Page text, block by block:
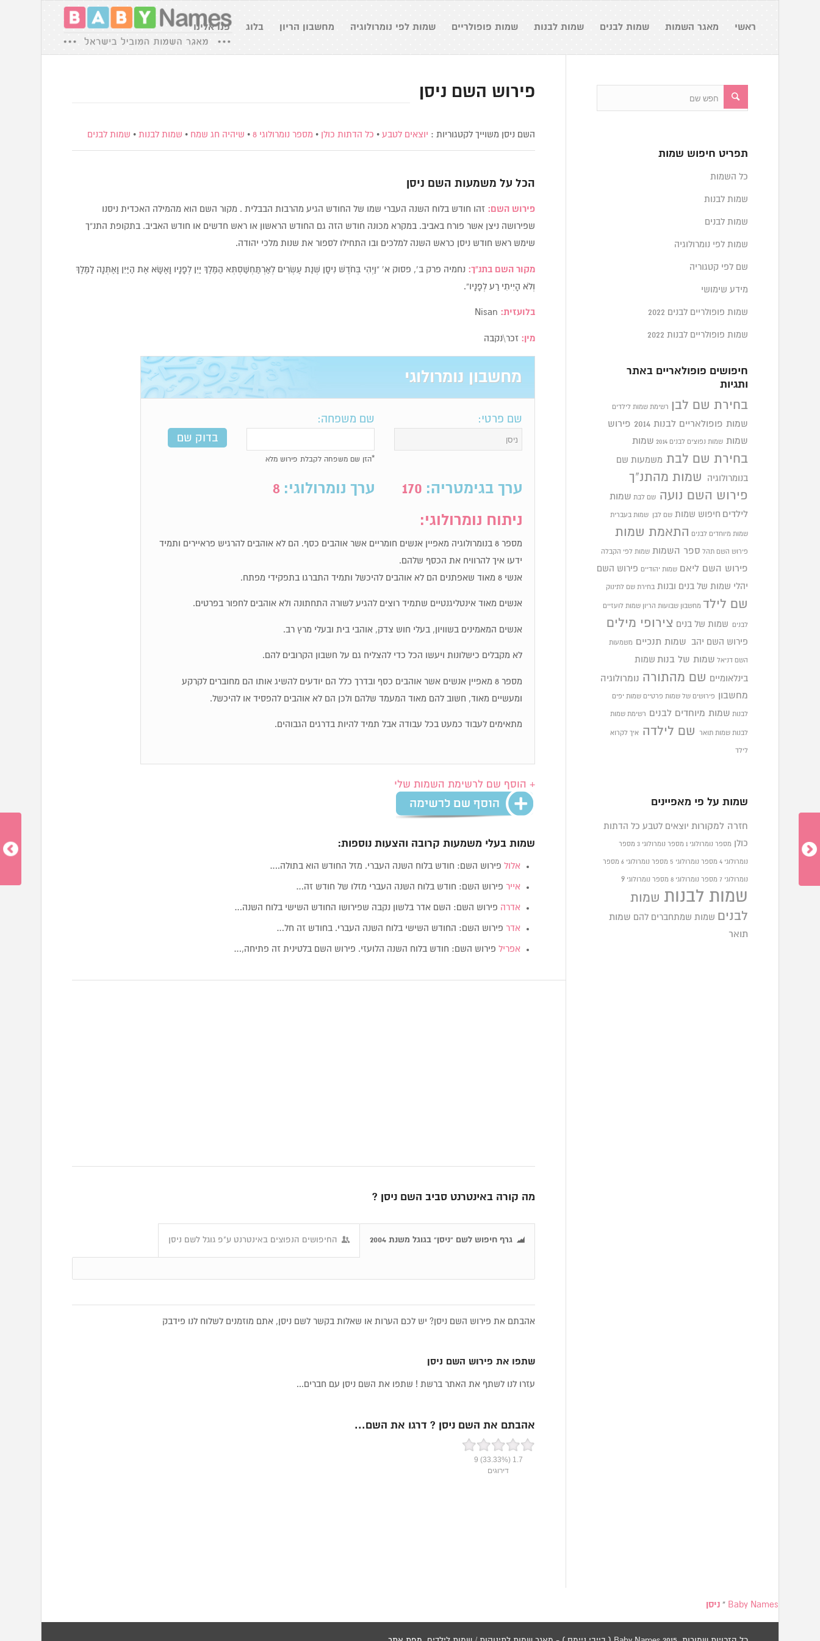
ראשי מאגר השמות שמות לבנים שמות לבנות שמות פופולריים שמות לפי נומרולוגיה מחשבון הריון בלוג פנו אלינו
פירוש השם ניסן
השם ניסן משוייך לקטגוריות : יוצאים לטבע • כל הדתות כולן • מספר נומרולוגי 8 • שיהיה חג שמח • שמות לבנות • שמות לבנים
הכל על משמעות השם ניסן
פירוש השם: זהו חודש בלוח השנה העברי שמו של החודש הגיע מהרבות הבבלית . מקור השם הוא מהמילה האכדית ניסנו
שפירושה ניצן אשר פורח באביב. במקרא מכונה חודש הזה גם החודש הראשון או ראש חדשים או חודש האביב. בתקופת התנ”ך
שימש ראש חודש ניסן כראש השנה למלכים ובו התחילו לספור את שנות מלכי יהודה.
מקור השם בתנ”ך:נחמיה פרק ב’, פסוק א’ “וַיְהִי בְּחֹדֶשׁ נִיסָן שְׁנַת עֶשְׂרִים לְאַרְתַּחְשַׁסְתְּא הַמֶּלֶךְ יַיִן לְפָנָיו וָאֶשָּׂא אֶת הַיַּיִן וָאֶתְּנָה לַמֶּלֶךְ
וְלֹא הָיִיתִי רַע לְפָנָיו”.
בלועזית:
מין: זכר\נקבה
מחשבון נומרולוגי
שם פרטי: שם משפחה:
*הזן שם משפחה לקבלת פירוש מלא
ערך בגימטריה: 170 ערך נומרולוגי: 8
ניתוח נומרולוגי:
מספר 8 בנומרולוגיה מאפיין אנשים חומריים אשר אוהבים כסף. הם לא אוהבים להרגיש פראיירים ותמיד
ידעו איך להרוויח את הכסף שלהם.
אנשי 8 מאוד שאפתנים הם לא אוהבים להיכשל ותמיד התברגו בתפקידי מפתח.
אנשים מאוד אינטליגנטיים שתמיד רוצים להגיע לשורה התחתונה ולא אוהבים לחפור בפרטים.
אנשים המאמינים בשוויון, בעלי חוש צדק, אוהבי בית ובעלי מרץ רב.
לא מקבלים כישלונות ויעשו הכל כדי להצליח גם על חשבון הקרובים להם.
מספר 8 מאפיין אנשים אשר אוהבים כסף ובדרך כלל הם יודעים להשיג אותו הם מחוברים לקרקע
ומעשיים מאוד, חשוב להם מאוד המעמד שלהם ולכן הם לא אוהבים להפסיד או להיכשל.
מתאימים לעבוד כמעט בכל עבודה אבל תמיד להיות בדרגים הגבוהים.
+ הוסף שם לרשימת השמות שלי
שמות בעלי משמעות קרובה והצעות נוספות:
אלול פירוש השם: חודש בלוח השנה העברי. מזל החודש הוא בתולה.…
אייר פירוש השם: חודש בלוח השנה העברי מזלו של חודש זה…
אדרה פירוש השם: השם אדר בלשון נקבה שפירושו החודש השישי בלוח השנה…
אדר פירוש השם: החודש השישי בלוח השנה העברי. בחודש זה חל…
אפריל פירוש השם: חודש בלוח השנה הלועזי. פירוש השם בלטינית זה פתיחה,…
מה קורה באינטרנט סביב השם ניסן ?
גרף חיפוש לשם "ניסן" בגוגל משנת 2004 החיפושים הנפוצים באינטרנט ע"פ גוגל לשם ניסן
אהבתם את פירוש השם ניסן? יש לכם הערות או שאלות בקשר לשם ניסן, אתם מוזמנים לשלוח לנו פידבק
שתפו את פירוש השם ניסן
עזרו לנו לשתף את האתר ברשת ! שתפו את השם ניסן עם חברים...
אהבתם את השם ניסן ? דרגו את השם...
1.7
(33.33%)
9
דירוגים
תפריט חיפוש שמות
כל השמות
שמות לבנות
שמות לבנים
שמות לפי נומרולוגיה
שם לפי קטגוריה
מידע שימושי
שמות פופולריים לבנים 2022
שמות פופולריים לבנות 2022
חיפושים פופולאריים באתר
ותגיות
בחירת שם לבן רשימת שמות לילדים
שמות פופולאריים לבנות 2014 פירוש
שמות שמות נפוצים לבנים 2014 שמות
בחירת שם לבת משמעות שם
בנומרולוגיה
שמות מהתנ"ך
פירוש השם נועה
שם לבת שמות
לילדים חיפוש שמות שם לבן שמות בעברית
שמות מיוחדים לבנים התאמת שמות
פירוש השם תהל ספר השמות שמות לפי הקבלה
פירוש השם ליאם שמות יהודיים פירוש השם
יהלי שמות של בנים ובנות בחירת שם לתינוק
שם לילד מחשבון שבועות הריון שמות לועזיים
לבנים שמות של בנים צירופי מילים
פירוש השם יהב שמות תנכיים משמעות
השם דניאל שמות של בנות שמות
בינלאומיים שם מהתורה נומרולוגיה
מחשבון פירושים של שמות פרטיים שמות יפים
לבנות שמות מיוחדים לבנים רשימת שמות
לבנות שמות תואר שם לילדה איך לקרוא
לילד
שמות על פי מאפיינים
חזרה למקורות יוצאים לטבע כל הדתות
כולן מספר נומרולוגי 1 מספר נומרולוגי 3 מספר
נומרולוגי 4 מספר נומרולוגי 5 מספר נומרולוגי 6 מספר
נומרולוגי 7 מספר נומרולוגי 8 מספר נומרולוגי9
שמות לבנות שמות
לבנים
שמות שמתחברים להם שמות
תואר
Baby Names
» ניסן